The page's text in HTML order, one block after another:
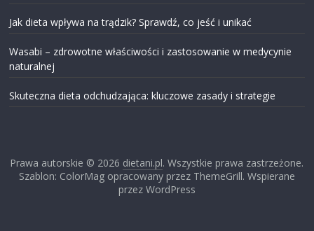
Jak dieta wpływa na trądzik? Sprawdź, co jeść i unikać
Wasabi – zdrowotne właściwości i zastosowanie w medycynie
naturalnej
Skuteczna dieta odchudzająca: kluczowe zasady i strategie
Prawa autorskie © 2026 dietani.pl. Wszystkie prawa zastrzeżone.
Szablon: ColorMag opracowany przez ThemeGrill. Wspierane
przez WordPress